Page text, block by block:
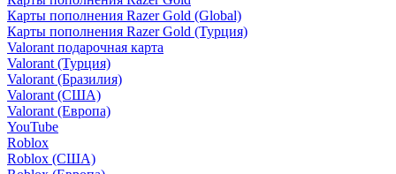
Карты пополнения Razer Gold (Global)
Карты пополнения Razer Gold (Турция)
Valorant подарочная карта
Valorant (Турция)
Valorant (Бразилия)
Valorant (США)
Valorant (Европа)
YouTube
Roblox
Roblox (США)